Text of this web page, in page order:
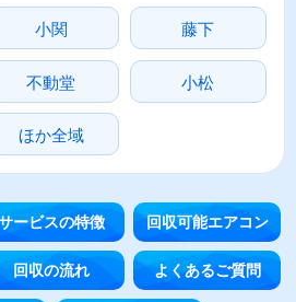
小関 藤下
不動堂 小松
ほか全域
ービスの特徴 回収可能エアコン
回収の流れ よくあるご質問